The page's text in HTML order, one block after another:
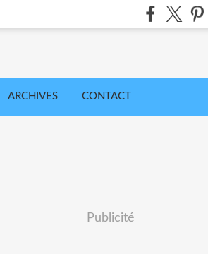
ARCHIVES CONTACT
Publicité